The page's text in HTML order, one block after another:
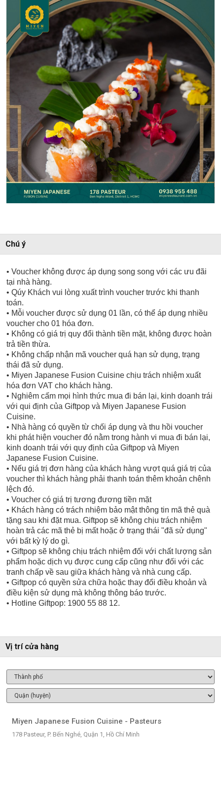
Chú ý
• Voucher không được áp dụng song song với các ưu đãi
tại nhà hàng.
• Qúy Khách vui lòng xuất trình voucher trước khi thanh
toán.
• Mỗi voucher được sử dụng 01 lần, có thể áp dụng nhiều
voucher cho 01 hóa đơn.
• Không có giá trị quy đổi thành tiền mặt, không được hoàn
trả tiền thừa.
• Không chấp nhận mã voucher quá hạn sử dụng, trạng
thái đã sử dụng.
• Miyen Japanese Fusion Cuisine chịu trách nhiệm xuất
hóa đơn VAT cho khách hàng.
• Nghiêm cấm mọi hình thức mua đi bán lại, kinh doanh trái
với qui định của Giftpop và Miyen Japanese Fusion
Cuisine.
• Nhà hàng có quyền từ chối áp dụng và thu hồi voucher
khi phát hiện voucher đó nằm trong hành vi mua đi bán lại,
kinh doanh trái với quy định của Giftpop và Miyen
Japanese Fusion Cuisine.
• Nếu giá trị đơn hàng của khách hàng vượt quá giá trị của
voucher thì khách hàng phải thanh toán thêm khoản chênh
lệch đó.
• Voucher có giá trị tương đương tiền mặt
• Khách hàng có trách nhiệm bảo mật thông tin mã thẻ quà
tặng sau khi đặt mua. Giftpop sẽ không chịu trách nhiệm
hoàn trả các mã thẻ bị mất hoặc ở trạng thái "đã sử dụng"
với bất kỳ lý do gì.
• Giftpop sẽ không chịu trách nhiệm đối với chất lượng sản
phẩm hoặc dịch vụ được cung cấp cũng như đối với các
tranh chấp về sau giữa khách hàng và nhà cung cấp.
• Giftpop có quyền sửa chữa hoặc thay đổi điều khoản và
điều kiện sử dụng mà không thông báo trước.
• Hotline Giftpop: 1900 55 88 12.
Vị trí cửa hàng
Miyen Japanese Fusion Cuisine - Pasteurs
178 Pasteur, P. Bến Nghé, Quận 1, Hồ Chí Minh